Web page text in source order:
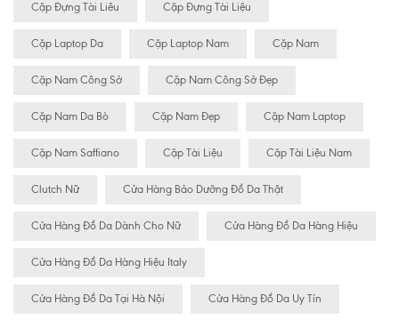
Cặp Đựng Tài Liêu Cặp Đựng Tài Liệu
Cặp Laptop Da Cặp Laptop Nam Cặp Nam
Cặp Nam Công Sở Cặp Nam Công Sở Đẹp
Cặp Nam Da Bò Cặp Nam Đẹp Cặp Nam Laptop
Cặp Nam Saffiano Cặp Tài Liệu Cặp Tài Liệu Nam
Clutch Nữ Cửa Hàng Bảo Dưỡng Đồ Da Thật
Cửa Hàng Đồ Da Dành Cho Nữ Cửa Hàng Đồ Da Hàng Hiệu
Cửa Hàng Đồ Da Hàng Hiệu Italy
Cửa Hàng Đồ Da Tại Hà Nội Cửa Hàng Đồ Da Uy Tín